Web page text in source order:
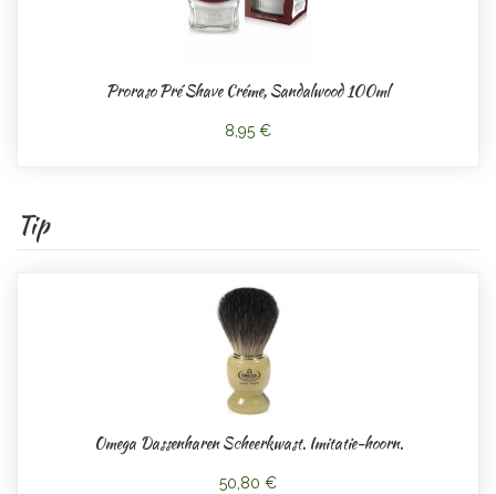
Proraso Pré Shave Créme, Sandalwood 100ml
8,95 €
Tip
Omega Dassenharen Scheerkwast. Imitatie-hoorn.
50,80 €